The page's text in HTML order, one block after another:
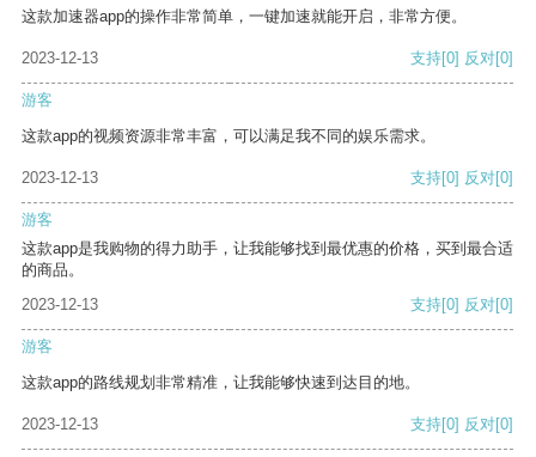
这款加速器app的操作非常简单，一键加速就能开启，非常方便。
2023-12-13 支持[0] 反对[0]
游客
这款app的视频资源非常丰富，可以满足我不同的娱乐需求。
2023-12-13 支持[0] 反对[0]
游客
这款app是我购物的得力助手，让我能够找到最优惠的价格，买到最合适
的商品。
2023-12-13
支持[0] 反对[0]
游客
这款app的路线规划非常精准，让我能够快速到达目的地。
2023-12-13 支持[0] 反对[0]